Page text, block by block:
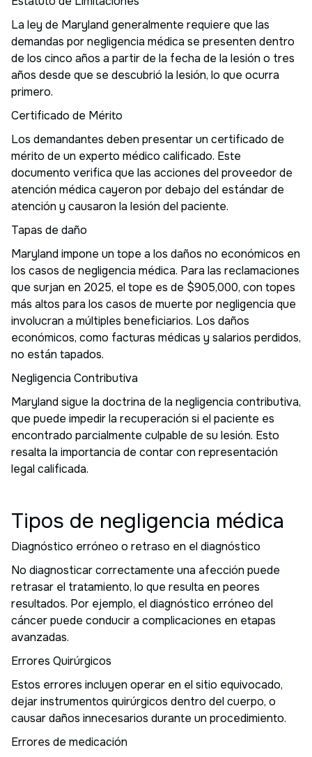
La ley de Maryland generalmente requiere que las
demandas por negligencia médica se presenten dentro
de los cinco años a partir de la fecha de la lesión o tres
años desde que se descubrió la lesión, lo que ocurra
primero.
Certificado de Mérito
Los demandantes deben presentar un certificado de
mérito de un experto médico calificado. Este
documento verifica que las acciones del proveedor de
atención médica cayeron por debajo del estándar de
atención y causaron la lesión del paciente.
Tapas de daño
Maryland impone un tope a los daños no económicos en
los casos de negligencia médica. Para las reclamaciones
que surjan en 2025, el tope es de $905,000, con topes
más altos para los casos de muerte por negligencia que
involucran a múltiples beneficiarios. Los daños
económicos, como facturas médicas y salarios perdidos,
no están tapados.
Negligencia Contributiva
Maryland sigue la doctrina de la negligencia contributiva,
que puede impedir la recuperación si el paciente es
encontrado parcialmente culpable de su lesión. Esto
resalta la importancia de contar con representación
legal calificada.
Tipos de negligencia médica
Diagnóstico erróneo o retraso en el diagnóstico
No diagnosticar correctamente una afección puede
retrasar el tratamiento, lo que resulta en peores
resultados. Por ejemplo, el diagnóstico erróneo del
cáncer puede conducir a complicaciones en etapas
avanzadas.
Errores Quirúrgicos
Estos errores incluyen operar en el sitio equivocado,
dejar instrumentos quirúrgicos dentro del cuerpo, o
causar daños innecesarios durante un procedimiento.
Errores de medicación